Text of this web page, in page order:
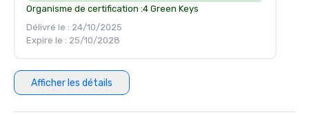
Organisme de certification :4 Green Keys
Délivré le : 24/10/2025
Expire le : 25/10/2028
Afficher les détails